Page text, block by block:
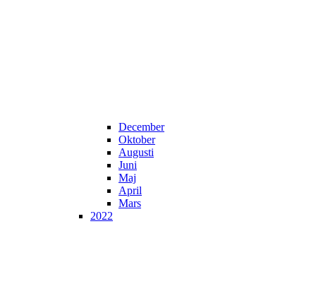
December
Oktober
Augusti
Juni
Maj
April
Mars
2022